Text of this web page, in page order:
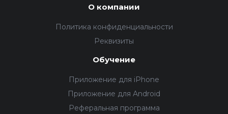
О компании
Политика конфиденциальности
Реквизиты
Обучение
Приложение для iPhone
Приложение для Android
Реферальная программа